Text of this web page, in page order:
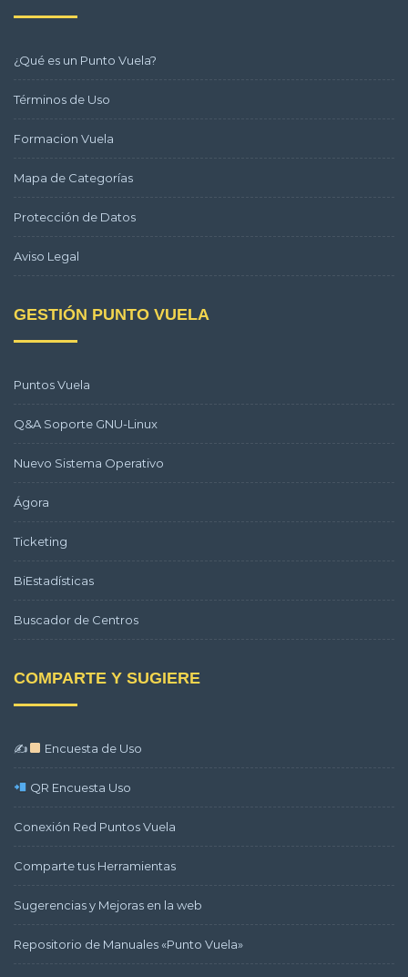
¿Qué es un Punto Vuela?
Términos de Uso
Formacion Vuela
Mapa de Categorías
Protección de Datos
Aviso Legal
GESTIÓN PUNTO VUELA
Puntos Vuela
Q&A Soporte GNU-Linux
Nuevo Sistema Operativo
Ágora
Ticketing
BiEstadísticas
Buscador de Centros
COMPARTE Y SUGIERE
✍ Encuesta de Uso
QR Encuesta Uso
Conexión Red Puntos Vuela
Comparte tus Herramientas
Sugerencias y Mejoras en la web
Repositorio de Manuales «Punto Vuela»